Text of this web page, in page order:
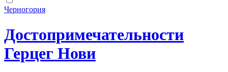
Черногория
Достопримечательности
Герцег Нови